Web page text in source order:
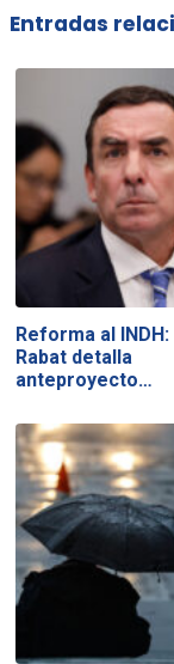
Entradas
Reforma al
Rabat detalla
anteproyecto…